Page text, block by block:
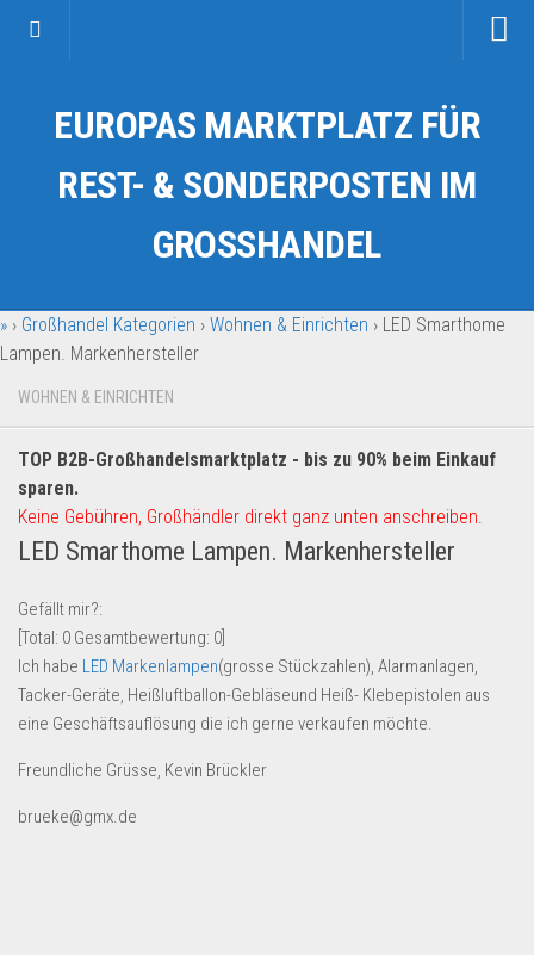
Kategorien
Auto & Motorrad
Fahrzeuge & Transport
Garten & Werkzeug
Geschäft, Büro & Schreibwaren
Geschenkartikel
Handy und Smartphone
Kosmetik & Pflege
Lebensmittel & Getränke
Multimedia & Elektro
Münzen
Schuhe & Accessoires
Sport & Freizeit
EUROPAS MARKTPLATZ FÜR
REST- & SONDERPOSTEN IM
GROSSHANDEL
» › Großhandel Kategorien › Wohnen & Einrichten › LED Smarthome
Lampen. Markenhersteller
WOHNEN & EINRICHTEN
TOP B2B-Großhandelsmarktplatz - bis zu 90% beim Einkauf
sparen.
Keine Gebühren, Großhändler direkt ganz unten anschreiben.
LED Smarthome Lampen. Markenhersteller
Gefällt mir?:
[Total: 0 Gesamtbewertung: 0
Ich habe LED Markenlampen(grosse Stückzahlen), Alarmanlagen,
Tacker-Geräte, Heißluftballon-Gebläseund Heiß- Klebepistolen aus
eine Geschäftsauflösung die ich gerne verkaufen möchte.
Freundliche Grüsse, Kevin Brückler
brueke@gmx.de